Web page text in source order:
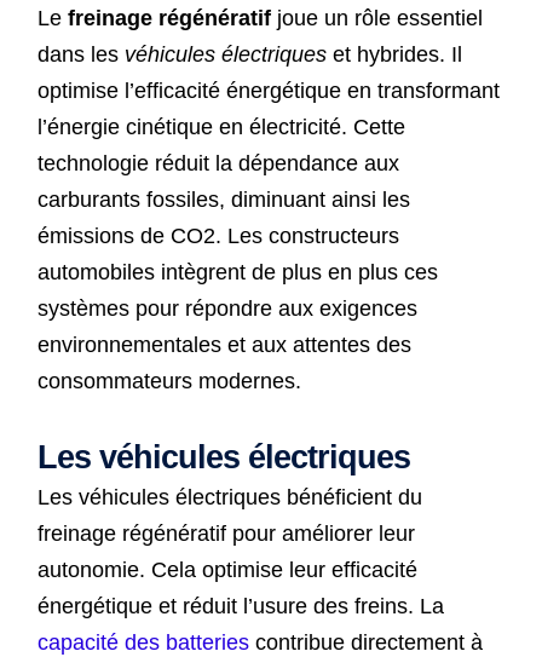
Le freinage régénératifjoue un rôle essentiel
dans les véhicules électriqueset hybrides. Il
optimise l’efficacité énergétique en transformant
l’énergie cinétique en électricité. Cette
technologie réduit la dépendance aux
carburants fossiles, diminuant ainsi les
émissions de CO2. Les constructeurs
automobiles intègrent de plus en plus ces
systèmes pour répondre aux exigences
environnementales et aux attentes des
consommateurs modernes.
Les véhicules électriques
Les véhicules électriques bénéficient du
freinage régénératif pour améliorer leur
autonomie. Cela optimise leur efficacité
énergétique et réduit l’usure des freins. La
capacité des batteriescontribue directement à